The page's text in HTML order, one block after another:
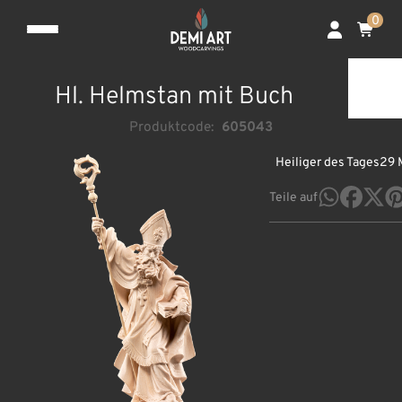
0
Hl. Helmstan mit Buch
Produktcode: 605043
Heiliger des Tages29
Teile auf